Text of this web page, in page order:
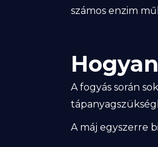
számos enzim
A fogyás során
A máj egyszerre